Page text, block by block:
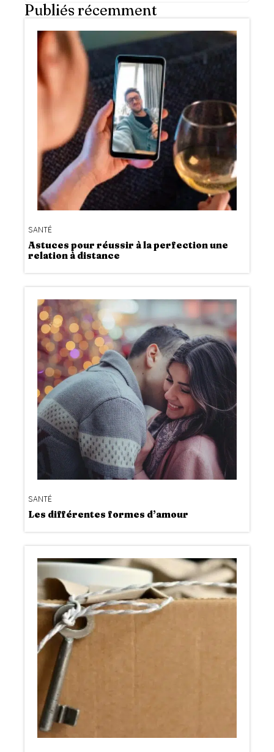
Publiés récemment
SANTÉ
Astuces pour réussir à la perfection une
relation à distance
SANTÉ
Les différentes formes d’amour